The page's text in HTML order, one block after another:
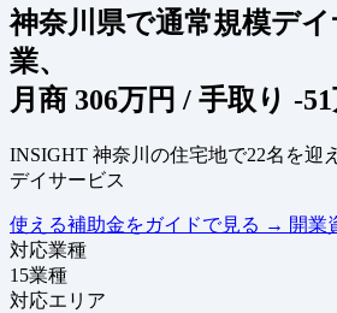
神奈川県で通常規模デ
業、
月商 306万円 / 手取り -
INSIGHT 神奈川の住宅地で22名を迎
デイサービス
使える補助金をガイドで見る → 開業
対応業種
15業種
対応エリア